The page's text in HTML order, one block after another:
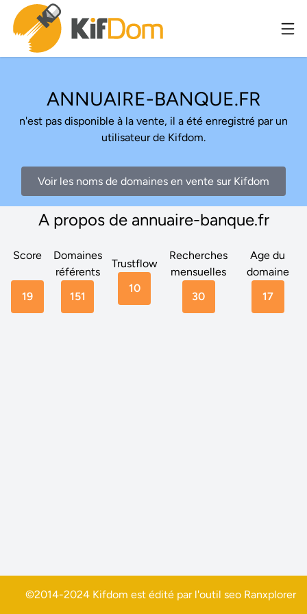
ANNUAIRE-BANQUE.FR
n'est pas disponible à la vente, il a été enregistré par un
utilisateur de Kifdom.
Voir les noms de domaines en vente sur Kifdom
A propos de annuaire-banque.fr
Score
19
Domaines
référents
151
Trustflow
10
Recherches
mensuelles
30
Age du
domaine
17
©2014-2024 Kifdom est édité par l'outil seo Ranxplorer